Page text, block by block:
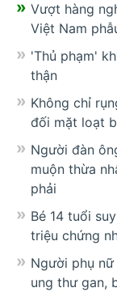
Vượt hàng
Việt Nam
'Thủ phạm'
thận
Không chỉ
đối mặt loạt
Người đàn
muộn thừa
phải
Bé 14 tuổi
triệu chứng
Người phụ
ung thư gan,